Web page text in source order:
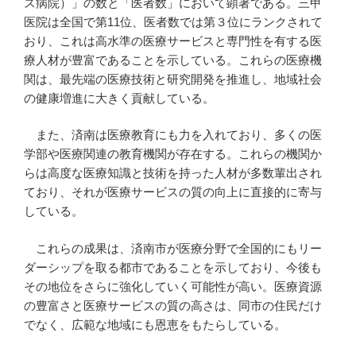
医院は全国で第11位、医者数では第３位にランクされて
おり、これは高水準の医療サービスと専門性を有する医
療人材が豊富であることを示している。これらの医療機
関は、最先端の医療技術と研究開発を推進し、地域社会
の健康増進に大きく貢献している。
また、済南は医療教育にも力を入れており、多くの医
学部や医療関連の教育機関が存在する。これらの機関か
らは高度な医療知識と技術を持った人材が多数輩出され
ており、それが医療サービスの質の向上に直接的に寄与
している。
これらの成果は、済南市が医療分野で全国的にもリー
ダーシップを取る都市であることを示しており、今後も
その地位をさらに強化していく可能性が高い。医療資源
の豊富さと医療サービスの質の高さは、同市の住民だけ
でなく、広範な地域にも恩恵をもたらしている。